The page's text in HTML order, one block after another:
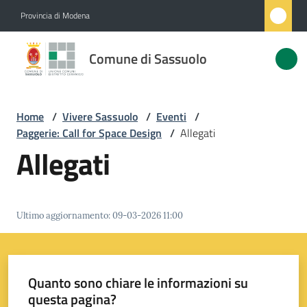
Provincia di Modena
Comune di Sassuolo
Comune
di
Servizi
Vivere
Sassuolo
Menu selezionato
Home / Vivere Sassuolo / Eventi /
Paggerie: Call for Space Design / Allegati
Allegati
Ultimo aggiornamento:09-03-2026 11:00
Quanto sono chiare le informazioni su
questa pagina?